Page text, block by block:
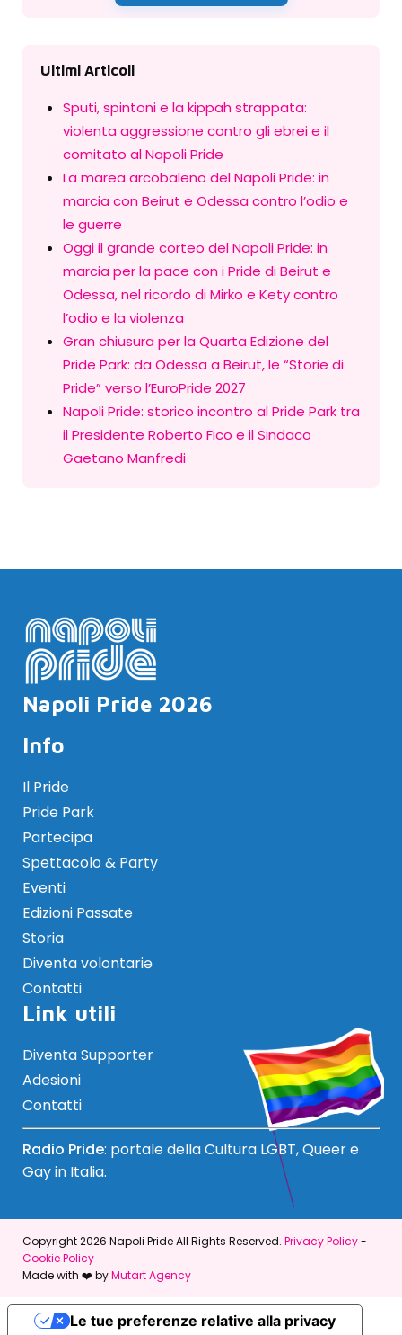
Ultimi Articoli
Sputi, spintoni e la kippah strappata:
violenta aggressione contro gli ebrei e il
comitato al Napoli Pride
La marea arcobaleno del Napoli Pride: in
marcia con Beirut e Odessa contro l’odio e
le guerre
Oggi il grande corteo del Napoli Pride: in
marcia per la pace con i Pride di Beirut e
Odessa, nel ricordo di Mirko e Kety contro
l’odio e la violenza
Gran chiusura per la Quarta Edizione del
Pride Park: da Odessa a Beirut, le “Storie di
Pride” verso l’EuroPride 2027
Napoli Pride: storico incontro al Pride Park tra
il Presidente Roberto Fico e il Sindaco
Gaetano Manfredi
Napoli Pride 2026
Info
Il Pride
Pride Park
Partecipa
Spettacolo & Party
Eventi
Edizioni Passate
Storia
Diventa volontariə
Contatti
Link utili
Diventa Supporter
Adesioni
Contatti
Radio Pride: portale della Cultura LGBT, Queer e
Gay in Italia.
Copyright 2026 Napoli Pride All Rights Reserved. Privacy Policy-
Cookie Policy
Made with ❤️ byMutart Agency
Le tue preferenze relative alla privacy